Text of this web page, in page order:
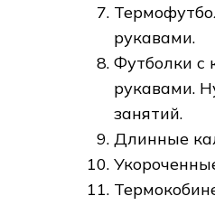
рукавами.
Футболки с
рукавами.
занятий.
Длинные